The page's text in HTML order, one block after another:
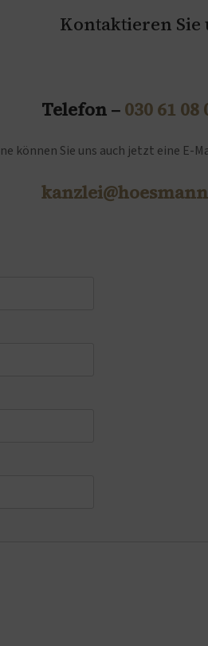
Kontaktieren Sie
Telefon – 030 61 08
können Sie uns auch jetzt eine E-